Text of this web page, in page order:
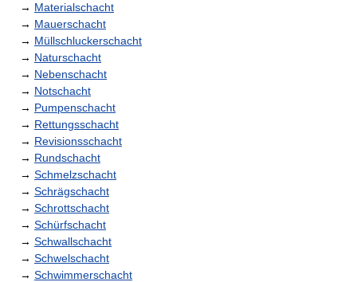
→ Materialschacht
→ Mauerschacht
→ Müllschluckerschacht
→ Naturschacht
→ Nebenschacht
→ Notschacht
→ Pumpenschacht
→ Rettungsschacht
→ Revisionsschacht
→ Rundschacht
→ Schmelzschacht
→ Schrägschacht
→ Schrottschacht
→ Schürfschacht
→ Schwallschacht
→ Schwelschacht
→ Schwimmerschacht